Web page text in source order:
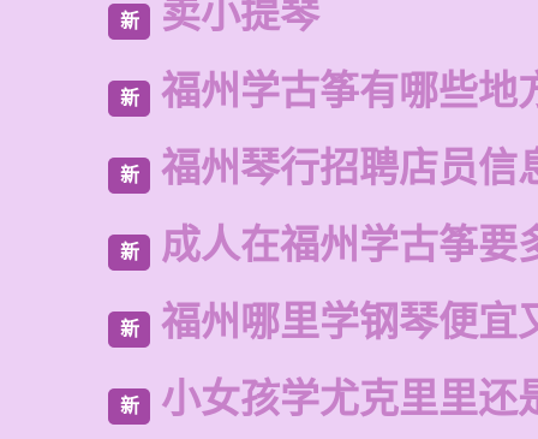
新 卖小提琴
新 福州学古筝有哪些地
新 福州琴行招聘店员信
新 成人在福州学古筝要
新 福州哪里学钢琴便宜
新 小女孩学尤克里里还